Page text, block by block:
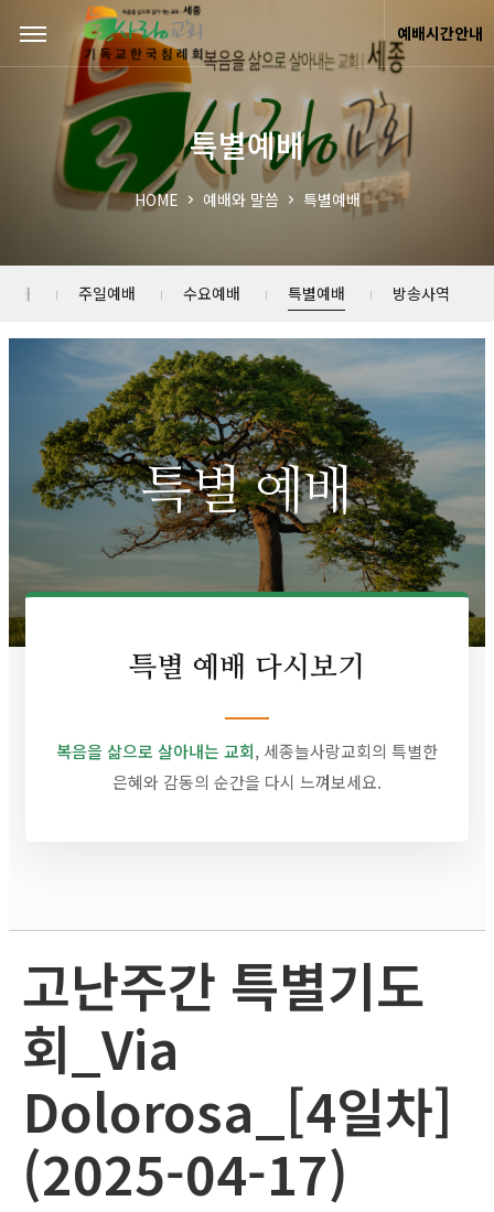
예배시간안내
특별예배
HOME 예배와 말씀 특별예배
내 주일예배 수요예배 특별예배 방송사역
특별 예배
특별 예배 다시보기
복음을 삶으로 살아내는 교회, 세종늘사랑교회의 특별한
은혜와 감동의 순간을 다시 느껴보세요.
고난주간 특별기도
회_Via
Dolorosa_[4일차]
(2025-04-17)